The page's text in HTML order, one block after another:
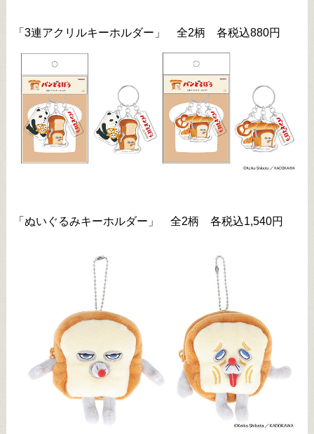
「3連アクリルキーホルダー」 全2柄 各税込880円
「ぬいぐるみキーホルダー」 全2柄 各税込1,540円